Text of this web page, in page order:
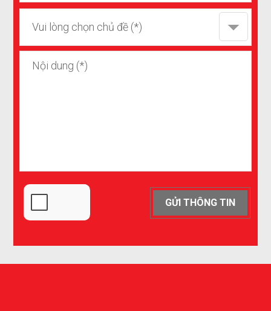
Vui lòng chọn chủ đề (*)
GỬI THÔNG TIN